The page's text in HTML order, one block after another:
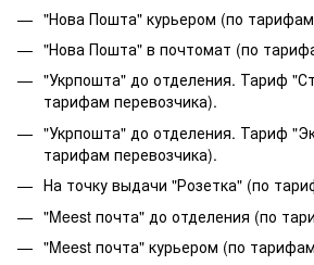
"Нова Пошта" курьером (по
"Нова Пошта" в почтомат (по
"Укрпошта" до отделения. Тариф
тарифам перевозчика).
"Укрпошта" до отделения. Тариф
тарифам перевозчика).
На точку выдачи "Розетка" (по
"Meest почта" до отделения (по
"Meest почта" курьером (по